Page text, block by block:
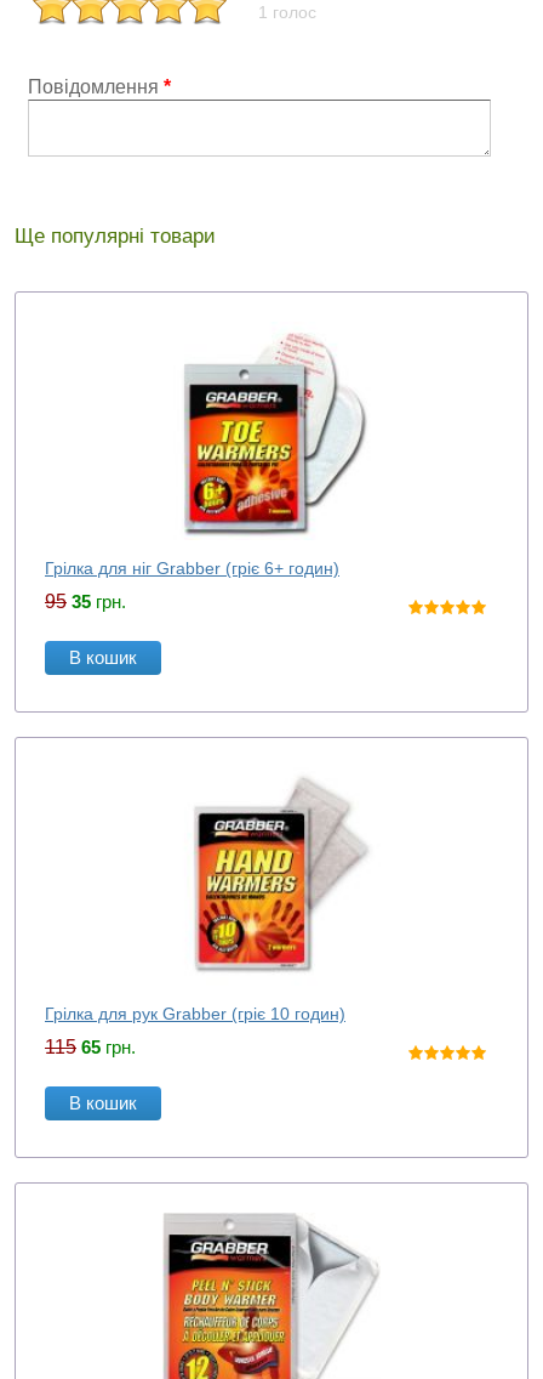
1 голос
Повідомлення *
Ще популярні товари
Грілка для ніг Grabber (гріє 6+ годин)
95 35 грн.
В кошик
Грілка для рук Grabber (гріє 10 годин)
115 65 грн.
В кошик